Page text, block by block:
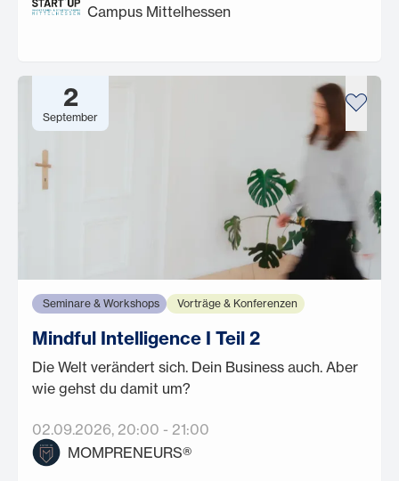
Campus Mittelhessen
2
September
Seminare & Workshops Vorträge & Konferenzen
Mindful Intelligence I Teil 2
Die Welt verändert sich. Dein Business auch. Aber
wie gehst du damit um?
02.09.2026, 20:00 - 21:00
MOMPRENEURS®